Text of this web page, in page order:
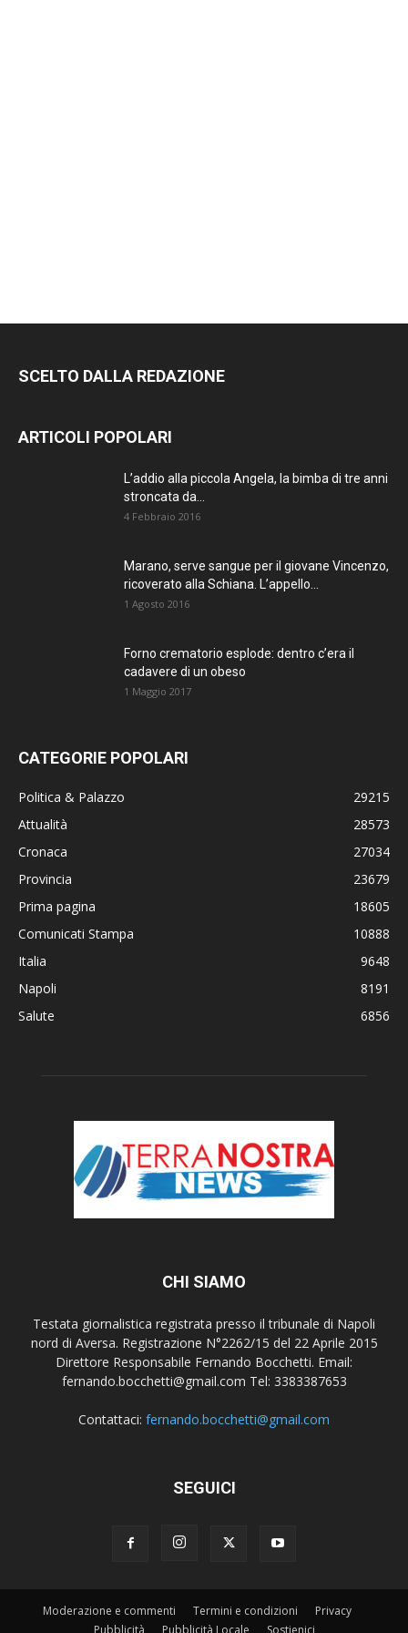
SCELTO DALLA REDAZIONE
ARTICOLI POPOLARI
L’addio alla piccola Angela, la bimba di tre anni
stroncata da...
4 Febbraio 2016
Marano, serve sangue per il giovane Vincenzo,
ricoverato alla Schiana. L’appello...
1 Agosto 2016
Forno crematorio esplode: dentro c’era il
cadavere di un obeso
1 Maggio 2017
CATEGORIE POPOLARI
Politica & Palazzo
29215
Attualità
28573
Cronaca
27034
Provincia
23679
Prima pagina
18605
Comunicati Stampa
10888
Italia
9648
Napoli
8191
Salute
6856
CHI SIAMO
Testata giornalistica registrata presso il tribunale di Napoli
nord di Aversa. Registrazione N°2262/15 del 22 Aprile 2015
Direttore Responsabile Fernando Bocchetti. Email:
fernando.bocchetti@gmail.com Tel: 3383387653
Contattaci: fernando.bocchetti@gmail.com
SEGUICI
Moderazione e commenti Termini e condizioni
Privacy
Pubblicità
Pubblicità Locale Sostienici